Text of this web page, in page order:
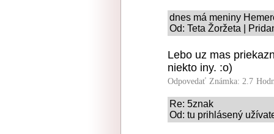
dnes má meniny
Od: Teta Žoržeta |
Lebo uz mas
niekto iny. :o)
Odpovedať Známka: 2.7
Re: 5znak
Od: tu prihlásený